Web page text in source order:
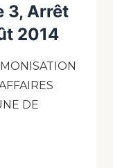
3, Arrêt
2014
DE